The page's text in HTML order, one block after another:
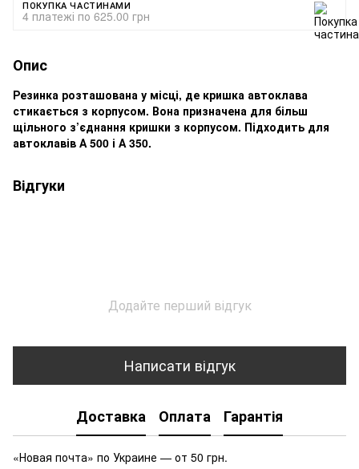
ПОКУПКА ЧАСТИНАМИ
4 платежі по 625.00 грн
Опис
Резинка розташована у місці, де кришка автоклава
стикається з корпусом. Вона призначена для більш
щільного з’єднання кришки з корпусом. Підходить для
автоклавів А 500 і А 350.
Відгуки
Додайте перший відгук
Написати відгук
Доставка Оплата Гарантія
«Новая почта» по Украине — от 50 грн.